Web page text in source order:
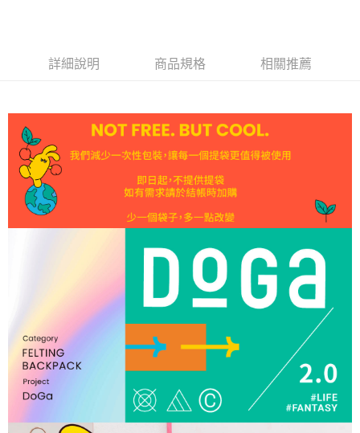
３．安心：先確認商品／服務後，再付款。
結帳頁面，進行簡訊認證並確認金額後，即可完成結帳。
２．訂單成立數日內，您將收到繳費通知簡訊。
３．收到繳費通知簡訊後14天內，點擊此簡訊中的連結，可透過四大超商／
ATM／網路銀行／等多元方式進行付款，方視為交易完成。
※ 請注意：結帳手續完成當下不需立刻繳費，但若您需要取消訂單，請聯絡
購買商品的店家。未經商家同意取消之訂單仍視為有效，需透過AFTEE先享
後付繳納相關費用。
※ 交易是否成功請以「AFTEE先享後付 」之結帳頁面顯示為準，若有關於
https://netprotections.freshdesk.com/support/home
１．透過由恩沛科技股份有限公司提供之「AFTEE先享後付」服務完成之交
易，需依本服務之必要範圍內提供個人資料，並將交易相關給付款項請求債
權轉讓予恩沛科技股份有限公司。
２．關於個人資料處理事宜，請瀏覽以下網址：
https://aftee.tw/terms/#terms3
３．未成年的使用者請事先徵得法定代理人或監護人之同意方可使用
「AFTEE先享後付」，若未經同意申辦者引起之損失，本公司不負相關責
任。
４．使用「AFTEE先享後付」時，將依據個別帳號之用戶狀況，依本公司即
時審查核予不同之上限額度；若仍有額度不足之情形，本公司將視審查結果
運送方式
每筆NT$120，滿NT$1,500(含以上)免運費
付款後DoGa門市自取
免運費
付款後台南山上區工廠或DoGa安平門市自取(安平門市取杜甲商品
每筆NT$150，滿NT$2,000(含以上)免運費
詳細說明 商品規格 相關推薦